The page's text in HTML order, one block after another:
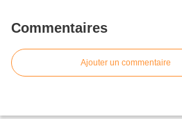
Commentaires
Ajouter un commentaire